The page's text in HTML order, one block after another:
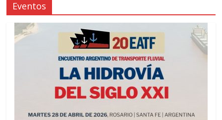
Eventos